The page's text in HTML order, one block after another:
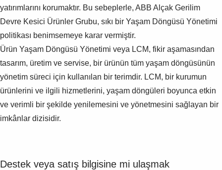
Kariyer
yatırımlarını korumaktır. Bu sebeplerle, ABB Alçak Gerilim
Devre Kesici Ürünler Grubu, sıkı bir Yaşam Döngüsü Yönetimi
politikası benimsemeye karar vermiştir.
Ürün Yaşam Döngüsü Yönetimi veya LCM, fikir aşamasından
tasarım, üretim ve servise, bir ürünün tüm yaşam döngüsünün
yönetim süreci için kullanılan bir terimdir. LCM, bir kurumun
ürünlerini ve ilgili hizmetlerini, yaşam döngüleri boyunca etkin
ve verimli bir şekilde yenilemesini ve yönetmesini sağlayan bir
imkânlar dizisidir.
Destek veya satış bilgisine mi ulaşmak